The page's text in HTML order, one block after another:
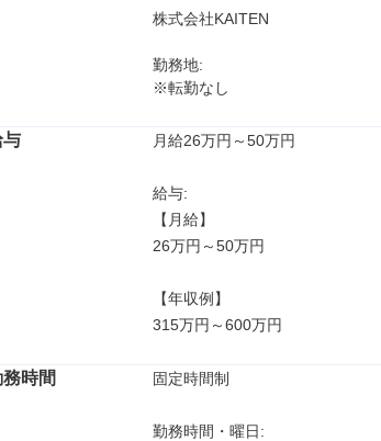
株式会社KAITEN
勤務地:
※転勤なし
与 月給26万円～50万円
給与:
【月給】
26万円～50万円
【年収例】
315万円～600万円
時間 固定時間制
勤務時間・曜日: